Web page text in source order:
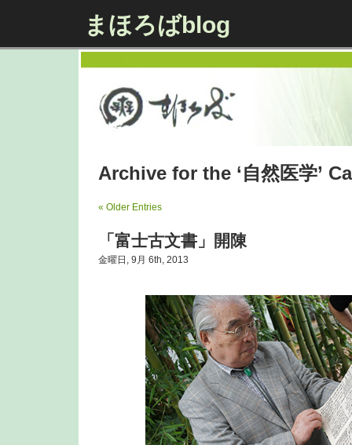
まほろばblog
Archive for the ‘自然医学’
« Older Entries
「富士古文書」開陳
金曜日, 9月 6th, 2013